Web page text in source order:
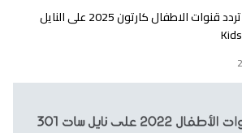
تردد قنوات الاطفال كارتون 2025 على النايل